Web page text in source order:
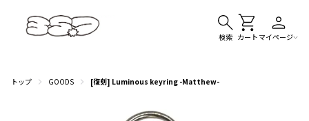
検索 カート マイページ
トップ GOODS [復刻] Luminous keyring -Matthew-